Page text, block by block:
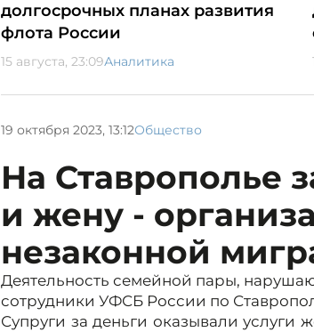
долгосрочных планах развития
флота России
15 августа, 23:09Аналитика
19 октября 2023, 13:12Общество
На Ставрополье
и жену -
незаконной
Деятельность семейной пары,
сотрудники УФСБ России по
Супруги за деньги оказывали